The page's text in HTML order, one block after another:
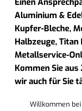
Einen
Aluminium &
Kupfer-Bleche,
Halbzeuge,
Metallservice-
Kommen Sie aus
wir auch für Sie
Willkommen